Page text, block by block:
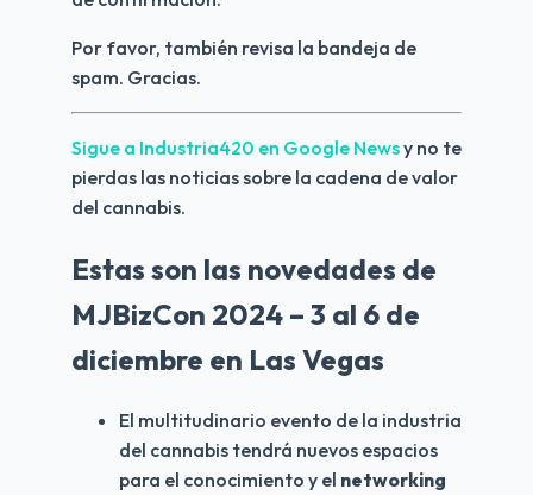
Por favor, también revisa la bandeja de
spam. Gracias.
Sigue a Industria420 en Google Newsy no te
pierdas las noticias sobre la cadena de valor
del cannabis.
Estas son las novedades de
MJBizCon 2024 – 3 al 6 de
diciembre en Las Vegas
El multitudinario evento de la industria
del cannabis tendrá nuevos espacios
para el conocimiento y el networking